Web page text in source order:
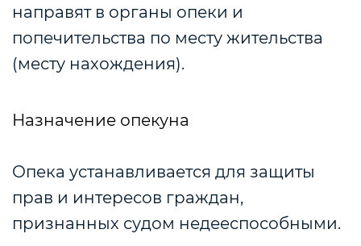
направят в органы опеки и
попечительства по месту жительства
(месту нахождения).
Назначение опекуна
Опека устанавливается для защиты
прав и интересов граждан,
признанных судом недееспособными.